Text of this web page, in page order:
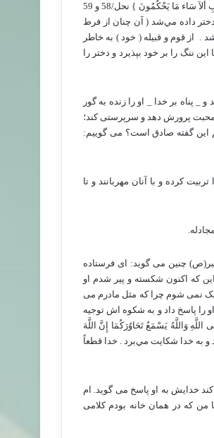
ظَلَّ وَجْهُهُ مُسْوَدّاً وَهُوَ كَظِيمٌ ‏‏ يَتَوَارَى مِنَ الْقَوْمِ مِن سُوءِ مَا بُشِّرَ بِهِ أَيُمْسِكُهُ عَلَى هُونٍ أَمْ يَدُسُّهُ فِي التُّرَابِ أَلاَ سَاء مَا يَحْكُمُونَ ‏} نحل/58 و 59
داده مي‌شد ( آن چنان از فرط
از قوم و قبيله ( خود ) به خاطر
ننگ را بر خود بپذيرد و دختر را
پناه بر خدا _ او را زنده به گور
محبت پرورش دهد و سرپرستی کند؛
این گفته صادق است؟ می گوییم:
کرده و با آنان مهربانند و تا
چنین می گوید: ای فرستاده
که اکنون شکسته و پیر شدم او
نمی شوم چرا که مثل مادرم می
پاسخ داد و به شکوه اش توجیه
وَاللَّهُ يَسْمَعُ تَحَاوُرَكُمَا إِنَّ اللَّهَ
مي‌كند و به خدا شكايت مي‌برد . خدا قطعاً
خدایش به او پاسخ می گوید. ام
که در همان خانه بودم کلامی